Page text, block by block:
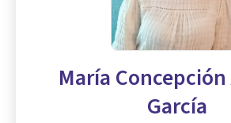
María
García